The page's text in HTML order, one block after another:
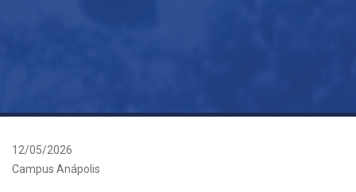
12/05/2026
Campus Anápolis